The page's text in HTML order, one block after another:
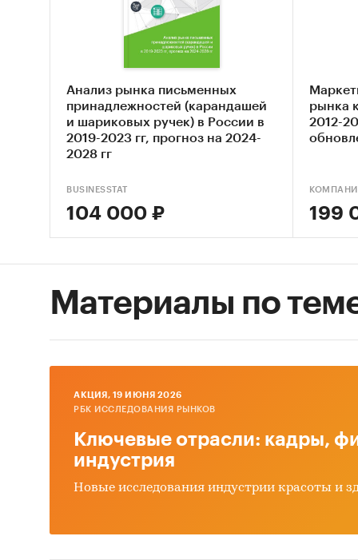
Тор-
и
2.
Анализ рынка письменных
принадлежностей (карандашей
и шариковых ручек) в России в
2019-2023 гг, прогноз на 2024-
2028 гг
BUSINESSTAT
104 000 ₽
рынка
2012-
199
Материалы по
AКЦИЯ, 19 ИЮНЯ 2026
РБК ИССЛЕДОВАНИЯ РЫНКОВ
Ключевые отрасли: кадры,
индустрия
Новые исследования индустрии красоты и